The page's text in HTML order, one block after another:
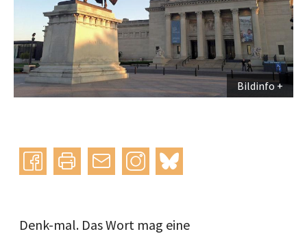
Bildinfo
Instagram
bluesky
Denk-mal. Das Wort mag eine